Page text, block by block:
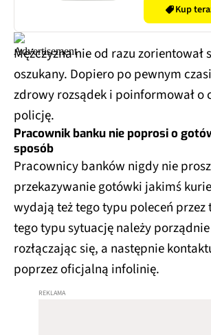
Kup
Mężczyzna nie od razu zorientował
oszukany. Dopiero po pewnym
zdrowy rozsądek i poinformował o
policję.
Pracownik banku nie poprosi o
sposób
Pracownicy banków nigdy nie
przekazywanie gotówki jakimś
wydają też tego typu poleceń przez
tego typu sytuację należy
rozłączając się, a następnie
poprzez oficjalną infolinię.